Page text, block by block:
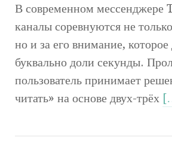
В современном мессенджере
каналы соревнуются не
но и за его внимание, которое
буквально доли секунды.
пользователь принимает
читать» на основе двух-трёх